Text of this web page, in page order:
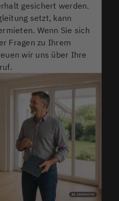
gesichert werden.
setzt, kann
Wenn Sie sich
Fragen zu Ihrem
wir uns über Ihre